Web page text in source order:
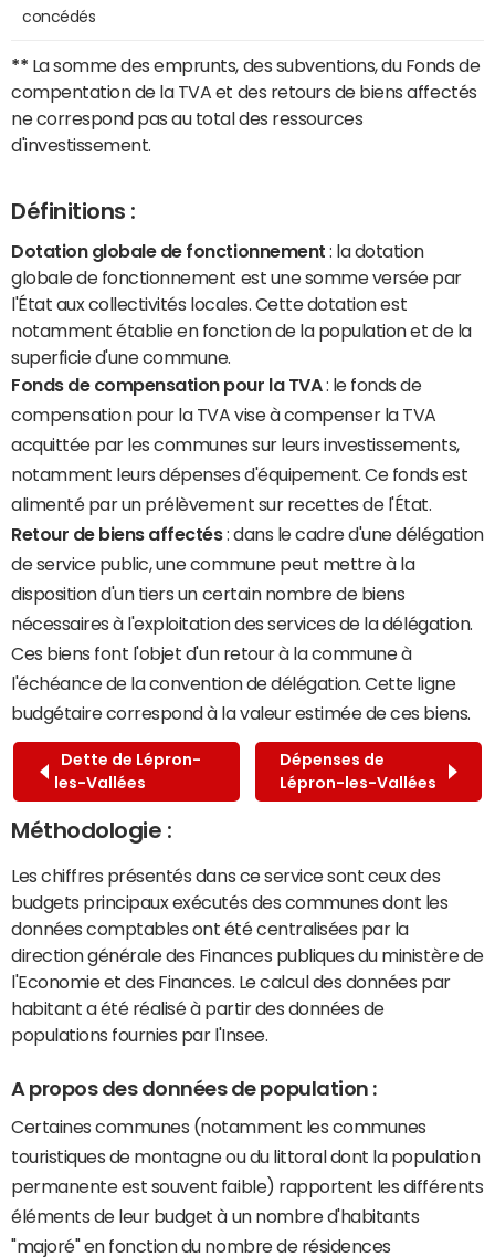
concédés
** La somme des emprunts, des subventions, du Fonds de
compentation de la TVA et des retours de biens affectés
ne correspond pas au total des ressources
d'investissement.
Définitions :
Dotation globale de fonctionnement : la dotation
globale de fonctionnement est une somme versée par
l'État aux collectivités locales. Cette dotation est
notamment établie en fonction de la population et de la
superficie d'une commune.
Fonds de compensation pour la TVA: le fonds de
compensation pour la TVA vise à compenser la TVA
acquittée par les communes sur leurs investissements,
notamment leurs dépenses d'équipement. Ce fonds est
alimenté par un prélèvement sur recettes de l'État.
Retour de biens affectés: dans le cadre d'une délégation
de service public, une commune peut mettre à la
disposition d'un tiers un certain nombre de biens
nécessaires à l'exploitation des services de la délégation.
Ces biens font l'objet d'un retour à la commune à
l'échéance de la convention de délégation. Cette ligne
budgétaire correspond à la valeur estimée de ces biens.
Dette de Lépron-
les-Vallées
Dépenses de
Lépron-les-Vallées
Méthodologie :
Les chiffres présentés dans ce service sont ceux des
budgets principaux exécutés des communes dont les
données comptables ont été centralisées par la
direction générale des Finances publiques du ministère de
l'Economie et des Finances. Le calcul des données par
habitant a été réalisé à partir des données de
populations fournies par l'Insee.
A propos des données de population :
Certaines communes (notamment les communes
touristiques de montagne ou du littoral dont la population
permanente est souvent faible) rapportent les différents
éléments de leur budget à un nombre d'habitants
"majoré" en fonction du nombre de résidences